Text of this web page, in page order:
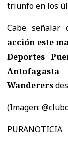
triunfo en los
Cabe
acción este
Deportes
Wanderers
(Imagen:
PURANOTICIA